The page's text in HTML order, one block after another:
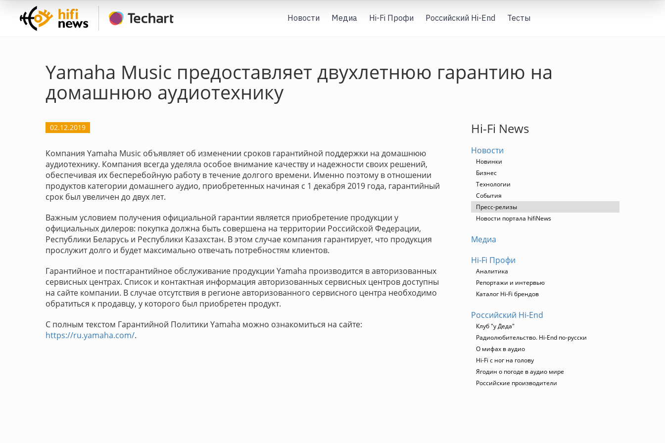
Новости Медиа Hi-Fi Профи Российский Hi-End Тесты
Yamaha Music предоставляет двухлетнюю гарантию на
домашнюю аудиотехнику
02.12.2019
Компания Yamaha Music объявляет об изменении сроков гарантийной поддержки на домашнюю
аудиотехнику. Компания всегда уделяла особое внимание качеству и надежности своих решений,
обеспечивая их бесперебойную работу в течение долгого времени. Именно поэтому в отношении
продуктов категории домашнего аудио, приобретенных начиная с 1 декабря 2019 года, гарантийный
срок был увеличен до двух лет.
Важным условием получения официальной гарантии является приобретение продукции у
официальных дилеров: покупка должна быть совершена на территории Российской Федерации,
Республики Беларусь и Республики Казахстан. В этом случае компания гарантирует, что продукция
прослужит долго и будет максимально отвечать потребностям клиентов.
Гарантийное и постгарантийное обслуживание продукции Yamaha производится в авторизованных
сервисных центрах. Список и контактная информация авторизованных сервисных центров доступны
на сайте компании. В случае отсутствия в регионе авторизованного сервисного центра необходимо
обратиться к продавцу, у которого был приобретен продукт.
С полным текстом Гарантийной Политики Yamaha можно ознакомиться на сайте:
https://ru.yamaha.com/.
Hi-Fi News
Новости
Новинки
Бизнес
Технологии
События
Пресс-релизы
Новости портала hifiNews
Медиа
Hi-Fi Профи
Аналитика
Репортажи и интервью
Каталог Hi-Fi брендов
Российский Hi-End
Клуб "у Деда"
Радиолюбительство. Hi-End по-русски
О мифах в аудио
Hi-Fi с ног на голову
Ягодин о погоде в аудио мире
Российские производители